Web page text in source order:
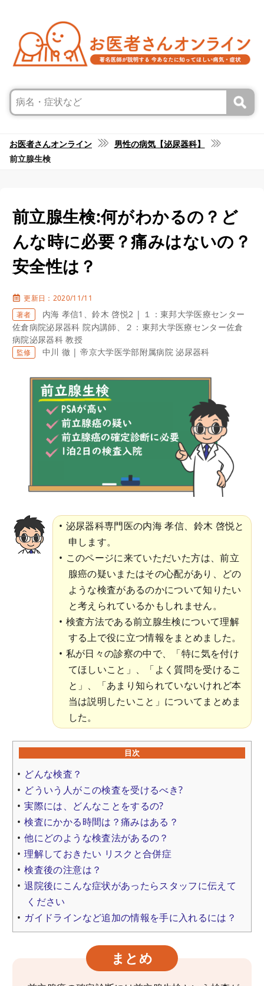
お医者さんオンライン
男性の病気【泌尿器科】
前立腺生検
前立腺生検:何がわかるの？ど
んな時に必要？痛みはないの？
安全性は？
更新日：2020/11/11
著者
内海 孝信1、鈴木 啓悦2 | １：東邦大学医療センター
佐倉病院泌尿器科 院内講師、２：東邦大学医療センター佐倉
病院泌尿器科 教授
監修 中川 徹 | 帝京大学医学部附属病院 泌尿器科
泌尿器科専門医の内海 孝信、鈴木 啓悦と
申します。
このページに来ていただいた方は、前立
腺癌の疑いまたはその心配があり、どの
ような検査があるのかについて知りたい
と考えられているかもしれません。
検査方法である前立腺生検について理解
する上で役に立つ情報をまとめました。
私が日々の診察の中で、「特に気を付け
てほしいこと」、「よく質問を受けるこ
と」、「あまり知られていないけれど本
当は説明したいこと」についてまとめま
した。
目次
どんな検査？
どういう人がこの検査を受けるべき?
実際には、どんなことをするの?
検査にかかる時間は？痛みはある？
他にどのような検査法があるの？
理解しておきたい リスクと合併症
検査後の注意は？
退院後にこんな症状があったらスタッフに伝えて
ください
ガイドラインなど追加の情報を手に入れるには？
まとめ